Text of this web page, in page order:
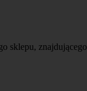
sklepu,